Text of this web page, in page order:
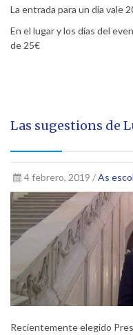
La entrada para un día vale
En el lugar y los días del
de 25€
Las sugestions de
4 febrero, 2019 /As
Recientemente elegido